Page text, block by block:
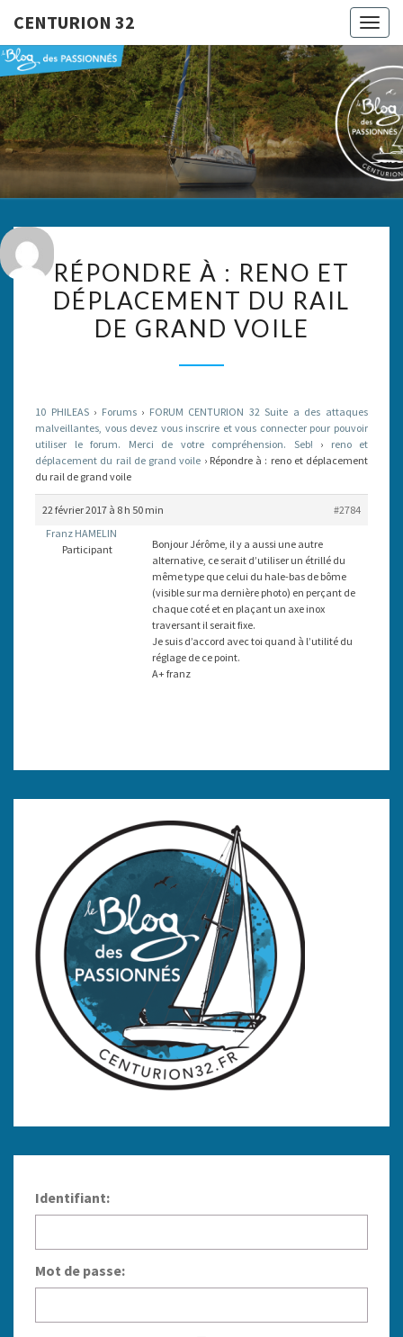
CENTURION 32
32
Le Blog
Des
Passionnés
À :
RENO
ET
DE
GRAND
VOILE
RÉPONDRE À : RENO ET
DÉPLACEMENT DU RAIL
DE GRAND VOILE
10 PHILEAS › Forums › FORUM CENTURION 32 Suite a des attaques
malveillantes, vous devez vous inscrire et vous connecter pour pouvoir
utiliser le forum. Merci de votre compréhension. Seb!
›
reno et
déplacement du rail de grand voile › Répondre à : reno et déplacement
du rail de grand voile
22 février 2017 à 8 h 50 min
#2784
Franz HAMELIN
Participant
Bonjour Jérôme, il y a aussi une autre
alternative, ce serait d’utiliser un étrillé du
même type que celui du hale-bas de bôme
(visible sur ma dernière photo) en perçant de
chaque coté et en plaçant un axe inox
traversant il serait fixe.
Je suis d’accord avec toi quand à l’utilité du
réglage de ce point.
A+ franz
Identifiant:
Mot de passe: